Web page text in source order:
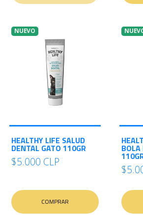
NUEVO
HEALTHY LIFE SALUD
DENTAL GATO 110GR
$5.000 CLP
COMPRAR
BOLA